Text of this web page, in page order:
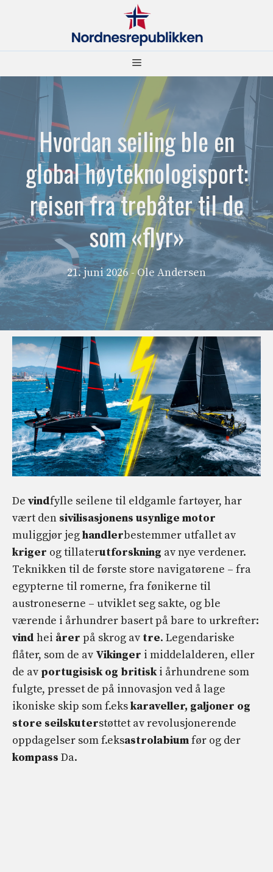
Meny
Hvordan seiling ble en
global høyteknologisport:
reisen fra trebåter til de
som «flyr»
21. juni 2026 - Ole Andersen
De vindfylle seilene til eldgamle fartøyer, har
vært den sivilisasjonens usynlige motor
muliggjør jeghandlerbestemmer utfallet av
kriger og tillaterutforskning av nye verdener.
Teknikken til de første store navigatørene – fra
egypterne til romerne, fra fønikerne til
austroneserne – utviklet seg sakte, og ble
værende i århundrer basert på bare to urkrefter:
vind hei årer på skrog av tre. Legendariske
flåter, som de av Vikinger i middelalderen, eller
de av portugisisk og britiski århundrene som
fulgte, presset de på innovasjon ved å lage
ikoniske skip som f.ekskaraveller, galjoner og
store seilskuterstøttet av revolusjonerende
oppdagelser som f.eksastrolabiumfør og der
kompass Da.